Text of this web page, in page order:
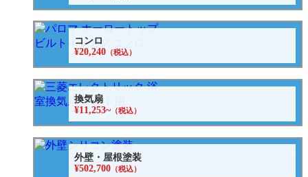
コンロ
¥20,240 （税込）
換気扇
¥11,253~（税込）
外壁・屋根塗装
¥502,700 （税込）